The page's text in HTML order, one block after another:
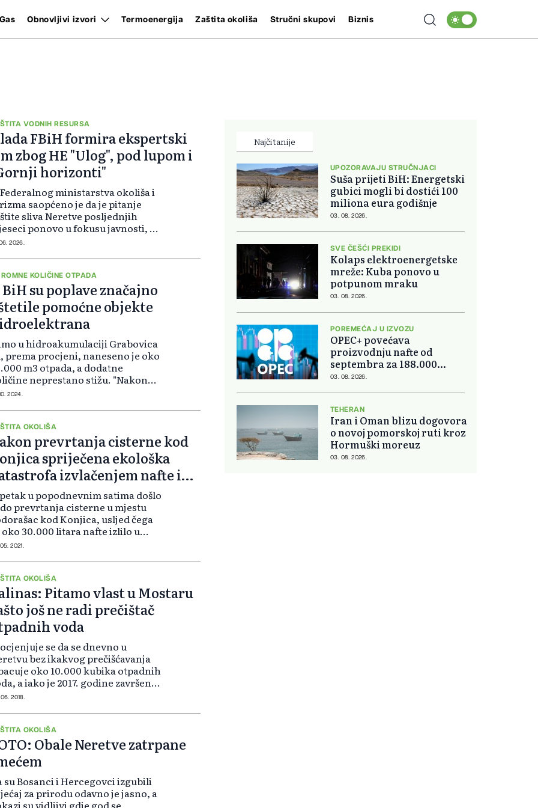
Gas Obnovljivi izvori Termoenergija Zaštita okoliša Stručni skupovi Biznis
VODNIH RESURSA
FBiH formira ekspertski
zbog HE "Ulog", pod lupom i
horizonti"
ministarstva okoliša i
saopćeno je da je pitanje
sliva Neretve posljednjih
ponovo u fokusu javnosti, uz
češća upozorenja stručnjaka,
društva o mogućim dugo...
2026.
KOLIČINE OTPADA
BiH su poplave značajno
pomoćne objekte
u hidroakumulaciji Grabovica
prema procjeni, naneseno je oko
m3 otpada, a dodatne
neprestano stižu. "Nakon
su stečeni uvjeti, Elektroprivreda
i ljudstva iz HE na
2024.
OKOLIŠA
prevrtanja cisterne kod
spriječena ekološka
izvlačenjem nafte iz
u popodnevnim satima došlo
prevrtanja cisterne u mjestu
kod Konjica, usljed čega
oko 30.000 litara nafte izlilo u
Balića potok, te potom u
jezero. Agencija...
2021.
OKOLIŠA
Pitamo vlast u Mostaru
još ne radi prečištač
voda
se da se dnevno u
bez ikakvog prečišćavanja
oko 10.000 kubika otpadnih
a iako je 2017. godine završen
projekt prečistača
još uvijek nije otpočeo s radom...
2018.
OKOLIŠA
Obale Neretve zatrpane
su Bosanci i Hercegovci izgubili
za prirodu odavno je jasno, a
Najčitanije
UPOZORAVAJU STRUČNJACI
Suša prijeti BiH: Energetski
gubici mogli bi dostići 100
miliona eura godišnje
03. 08. 2026.
SVE ČEŠĆI PREKIDI
Kolaps elektroenergetske
mreže: Kuba ponovo u
potpunom mraku
03. 08. 2026.
POREMEĆAJ U IZVOZU
OPEC+ povećava
proizvodnju nafte od
septembra za 188.000
barela dnevno
03. 08. 2026.
TEHERAN
Iran i Oman blizu dogovora
o novoj pomorskoj ruti kroz
Hormuški moreuz
03. 08. 2026.